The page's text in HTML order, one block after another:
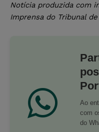
Notícia produzida com
Imprensa do Tribunal
Ao
com
do